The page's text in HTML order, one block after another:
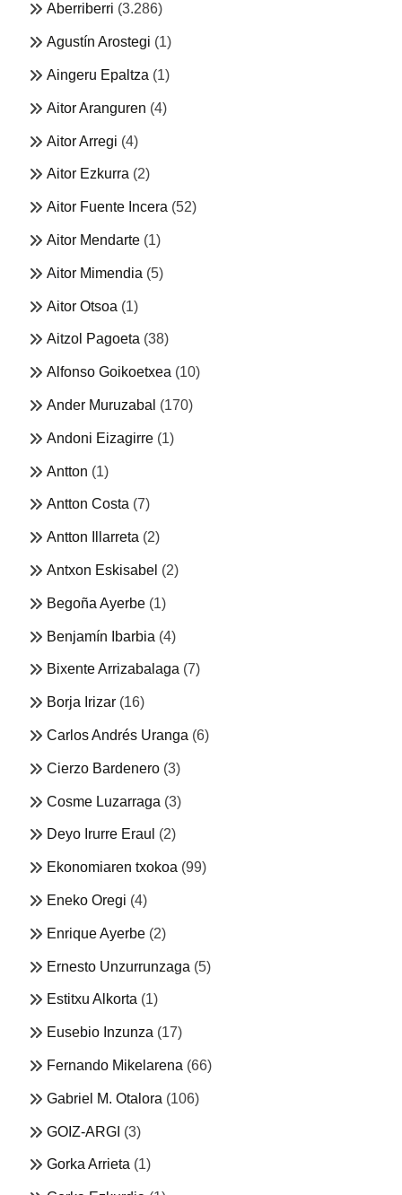
Aberriberri (3.286)
Agustín Arostegi (1)
Aingeru Epaltza (1)
Aitor Aranguren (4)
Aitor Arregi (4)
Aitor Ezkurra (2)
Aitor Fuente Incera (52)
Aitor Mendarte (1)
Aitor Mimendia (5)
Aitor Otsoa (1)
Aitzol Pagoeta (38)
Alfonso Goikoetxea (10)
Ander Muruzabal (170)
Andoni Eizagirre (1)
Antton (1)
Antton Costa (7)
Antton Illarreta (2)
Antxon Eskisabel (2)
Begoña Ayerbe (1)
Benjamín Ibarbia (4)
Bixente Arrizabalaga (7)
Borja Irizar (16)
Carlos Andrés Uranga (6)
Cierzo Bardenero (3)
Cosme Luzarraga (3)
Deyo Irurre Eraul (2)
Ekonomiaren txokoa (99)
Eneko Oregi (4)
Enrique Ayerbe (2)
Ernesto Unzurrunzaga (5)
Estitxu Alkorta (1)
Eusebio Inzunza (17)
Fernando Mikelarena (66)
Gabriel M. Otalora (106)
GOIZ-ARGI (3)
Gorka Arrieta (1)